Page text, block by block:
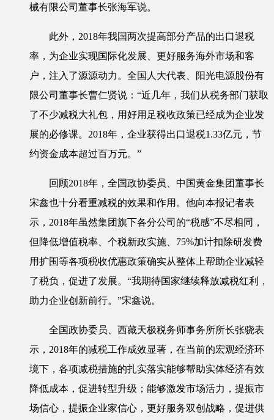
械有限公司董事长张海军说。
此外，2018年我国两次提高部分产品的出口退税
率，为企业实现国际化发展、更好服务海外市场和客
户，注入了源源动力。全国人大代表、阳光电源股份有
限公司董事长曹仁贤说：“近几年，我们从税务部门获取
了不少减税大礼包，用好用足税收政策已经成为企业发
展的必修课。2018年，企业获得出口退税1.33亿元，节
约资金成本超过百万元。”
回顾2018年，全国政协委员、中国黄金集团董事长
宋鑫也十分看重减税的效果和作用。他向本报记者表
示，2018年虽然集团旗下各分公司的“税感”不尽相同，
但降低增值税率、个税新政实施、75%加计扣除研发费
用扩围等各项税收优惠政策确实从整体上帮助企业减轻
了税负，促进了发展。“我期待国家继续释放减税红利，
助力企业创新前行。”宋鑫说。
全国政协委员、西藏天极税务师事务所所长张骁表
示，2018年的减税工作成效显著，在当前的宏观经济环
境下，各项减税措施的扎实落实能够帮助实体经济有效
降低成本，促进转型升级；能够激发市场活力，提振市
场信心，提振企业家信心，更好服务双创战略，促进供